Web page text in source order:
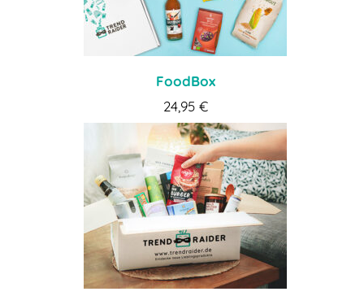
FoodBox
24,95 €